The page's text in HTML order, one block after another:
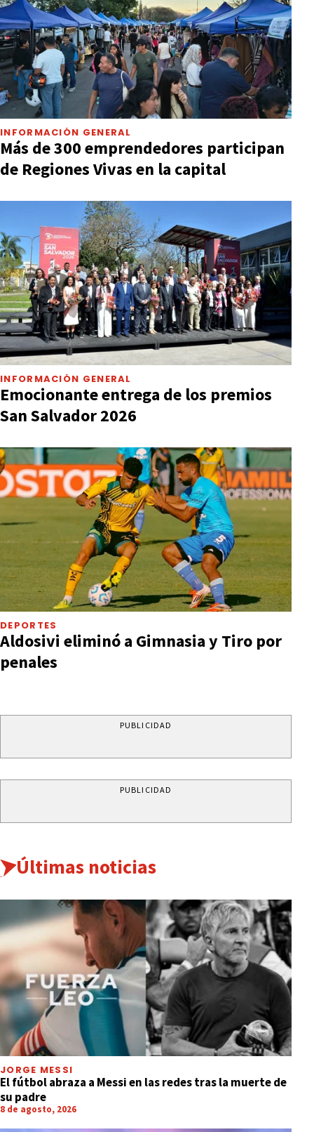
INFORMACIÓN GENERAL
Más de 300 emprendedores participan
de Regiones Vivas en la capital
INFORMACIÓN GENERAL
Emocionante entrega de los premios
San Salvador 2026
DEPORTES
Aldosivi eliminó a Gimnasia y Tiro por
penales
PUBLICIDAD
PUBLICIDAD
Últimas noticias
JORGE MESSI
El fútbol abraza a Messi en las redes tras la muerte de
su padre
8 de agosto, 2026